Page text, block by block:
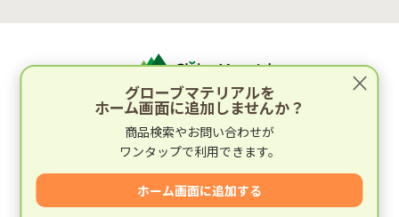
運営：林木材株式会社
〒652-0812 兵庫県神戸市兵庫区湊町2丁目4-1
運営会社情報
×
グローブマテリアルを
ホーム画面に追加しませんか？
商品検索やお問い合わせが
ワンタップで利用できます。
ホーム画面に追加する